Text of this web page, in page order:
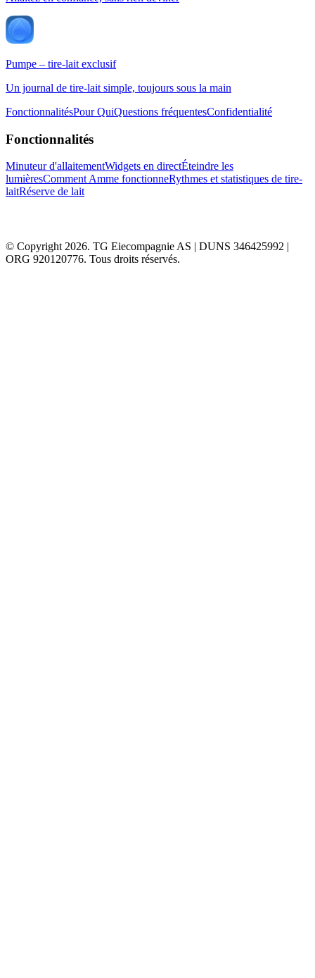
Pumpe – tire-lait exclusif
Un journal de tire-lait simple, toujours sous la main
FonctionnalitésPour QuiQuestions fréquentesConfidentialité
Fonctionnalités
Minuteur d'allaitementWidgets en directÉteindre les
lumièresComment Amme fonctionneRythmes et statistiques de tire-
laitRéserve de lait
© Copyright 2026. TG Eiecompagnie AS | DUNS 346425992 |
ORG 920120776. Tous droits réservés.